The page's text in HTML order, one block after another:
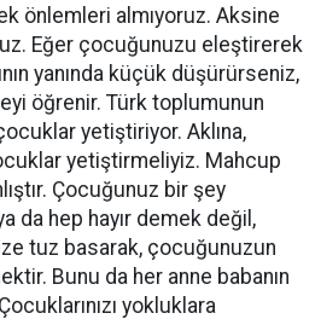
önlemleri almıyoruz. Aksine
Eğer çocuğunuzu eleştirerek
yanında küçük düşürürseniz,
öğrenir. Türk toplumunun
yetiştiriyor. Aklına,
yetiştirmeliyiz. Mahcup
Çocuğunuz bir şey
da hep hayır demek değil,
tuz basarak, çocuğunuzun
Bunu da her anne babanın
yokluklara